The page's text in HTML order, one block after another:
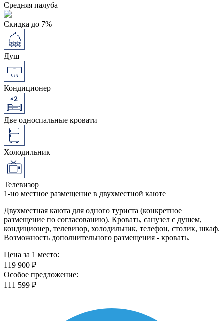
Средняя палуба
Скидка до 7%
Душ
Кондиционер
Две односпальные кровати
Холодильник
Телевизор
1-но местное размещение в двухместной каюте
Двухместная каюта для одного туриста (конкретное
размещение по согласованию). Кровать, санузел с душем,
кондиционер, телевизор, холодильник, телефон, столик, шкаф.
Возможность дополнительного размещения - кровать.
Цена за 1 место:
119 900 ₽
Особое предложение:
111 599 ₽